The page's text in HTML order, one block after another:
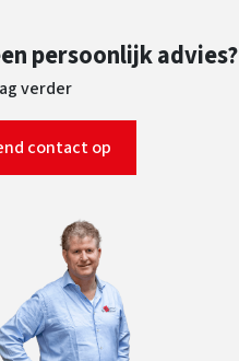
persoonlijk advies?
verder
contact op